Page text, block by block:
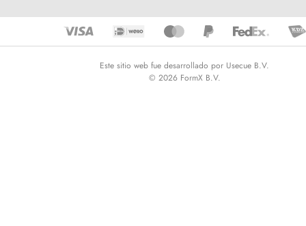
Este sitio web fue desarrollado por Usecue B.V.
© 2026 FormX B.V.